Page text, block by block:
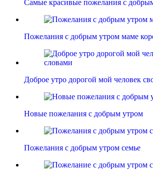
Самые красивые пожелания с
Пожелания с добрым утром маме
Доброе утро дорогой мой человек
Новые пожелания с добрым утром
Пожелания с добрым утром семье